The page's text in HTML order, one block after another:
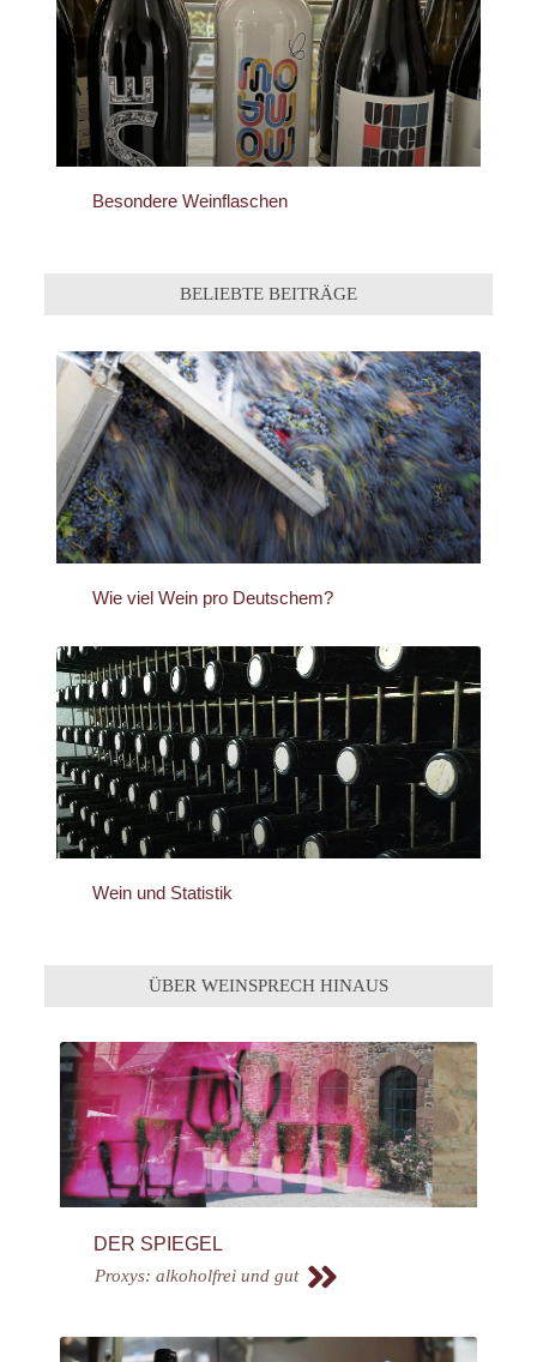
Besondere Weinflaschen
BELIEBTE BEITRÄGE
Wie viel Wein pro Deutschem?
Wein und Statistik
ÜBER WEINSPRECH HINAUS
DER SPIEGEL
Proxys: alkoholfrei und gut